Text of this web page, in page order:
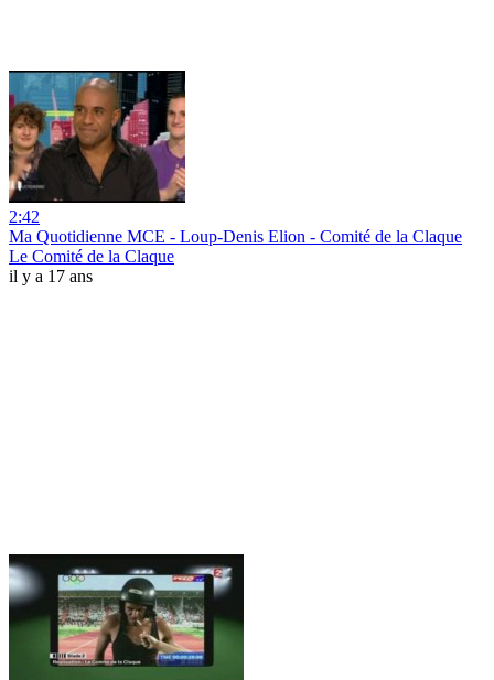
2:42
Ma Quotidienne MCE - Loup-Denis Elion - Comité de la Claque
Le Comité de la Claque
il y a 17 ans